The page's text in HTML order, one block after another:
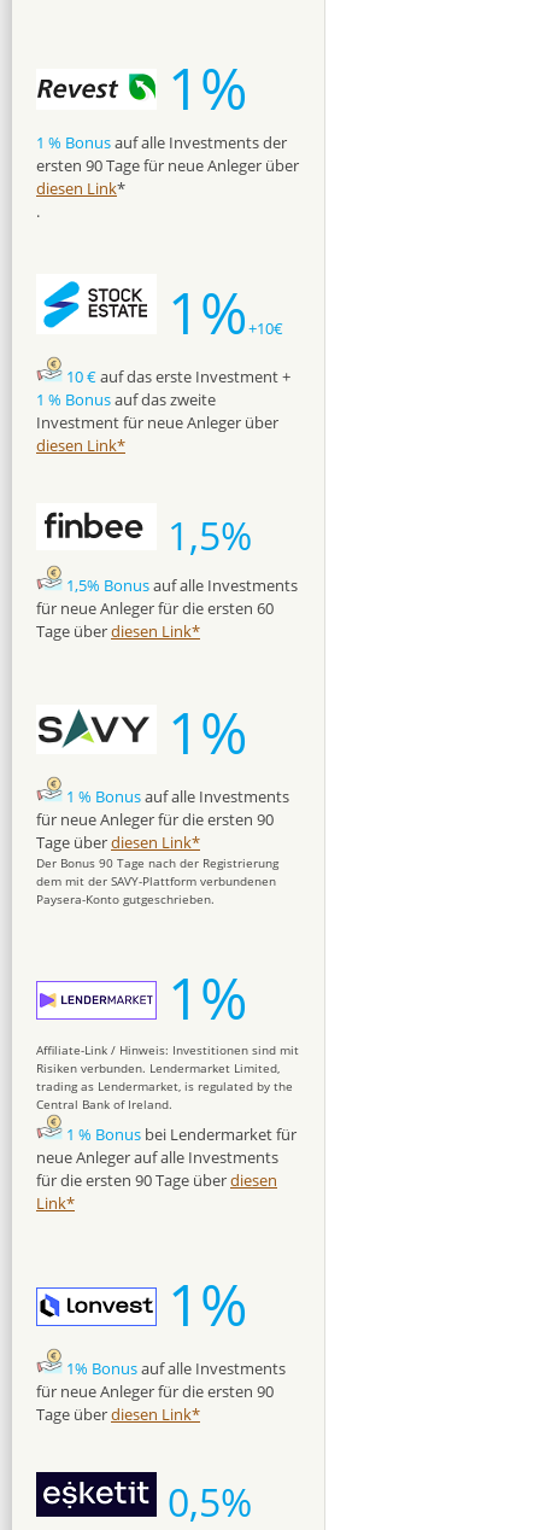
1%
1 % Bonusauf alle Investments der
ersten 90 Tage für neue Anleger über
diesen Link*
.
1%+10€
10 €auf das erste Investment +
1 % Bonusauf das zweite
Investment für neue Anleger über
diesen Link*
1,5%
1,5% Bonusauf alle Investments
für neue Anleger für die ersten 60
Tage überdiesen Link*
1%
1 % Bonusauf alle Investments
für neue Anleger für die ersten 90
Tage überdiesen Link*
Der Bonus 90 Tage nach der Registrierung
dem mit der SAVY-Plattform verbundenen
Paysera-Konto gutgeschrieben.
1%
Affiliate-Link / Hinweis: Investitionen sind mit
Risiken verbunden. Lendermarket Limited,
trading as Lendermarket, is regulated by the
Central Bank of Ireland.
1 % Bonus bei Lendermarket für
neue Anleger auf alle Investments
für die ersten 90 Tage überdiesen
Link*
1%
1% Bonusauf alle Investments
für neue Anleger für die ersten 90
Tage überdiesen Link*
0,5%